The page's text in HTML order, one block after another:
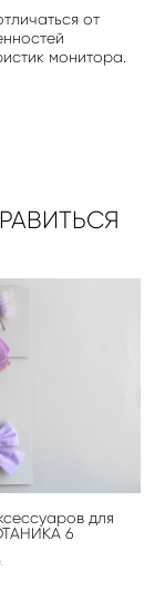
от
монитора.
для
6